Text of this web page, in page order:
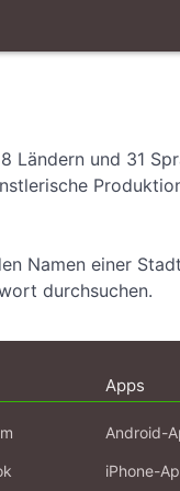
Ländern und 31
Namen einer
durchsuchen.
Apps
Android-
iPhone-